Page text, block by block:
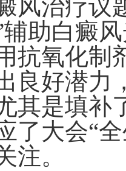
治疗议题
助白癜
抗氧化制
良好潜力
其是填补
了大会“
注。